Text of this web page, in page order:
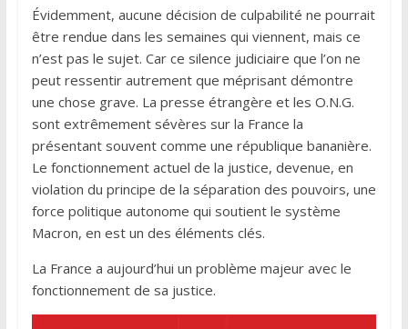
Évidemment, aucune décision de culpabilité ne pourrait
être rendue dans les semaines qui viennent, mais ce
n’est pas le sujet. Car ce silence judiciaire que l’on ne
peut ressentir autrement que méprisant démontre
une chose grave. La presse étrangère et les O.N.G.
sont extrêmement sévères sur la France la
présentant souvent comme une république bananière.
Le fonctionnement actuel de la justice, devenue, en
violation du principe de la séparation des pouvoirs, une
force politique autonome qui soutient le système
Macron, en est un des éléments clés.
La France a aujourd’hui un problème majeur avec le
fonctionnement de sa justice.